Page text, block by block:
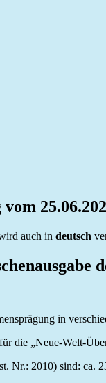
auch in deutsch
in
die „Neue-Welt-
Nr.: 2010) sind: ca.